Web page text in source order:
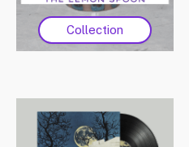
Collection